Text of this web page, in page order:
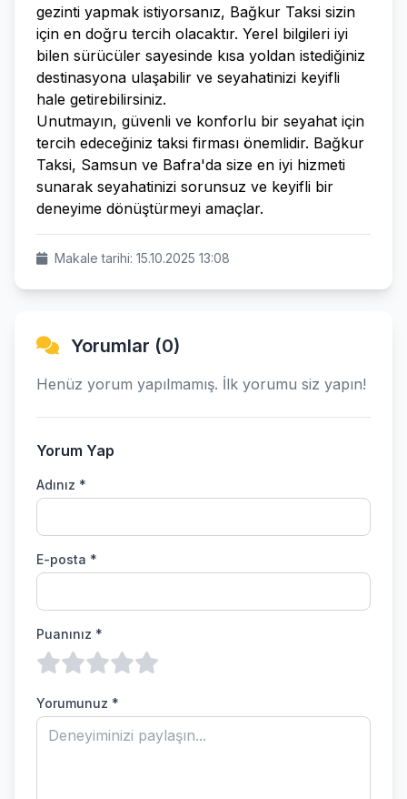
gezinti yapmak istiyorsanız, Bağkur Taksi sizin
için en doğru tercih olacaktır. Yerel bilgileri iyi
bilen sürücüler sayesinde kısa yoldan istediğiniz
destinasyona ulaşabilir ve seyahatinizi keyifli
hale getirebilirsiniz.
Unutmayın, güvenli ve konforlu bir seyahat için
tercih edeceğiniz taksi firması önemlidir. Bağkur
Taksi, Samsun ve Bafra'da size en iyi hizmeti
sunarak seyahatinizi sorunsuz ve keyifli bir
deneyime dönüştürmeyi amaçlar.
Makale tarihi: 15.10.2025 13:08
Yorumlar (0)
Henüz yorum yapılmamış. İlk yorumu siz yapın!
Yorum Yap
Adınız *
E-posta *
Puanınız *
Yorumunuz *